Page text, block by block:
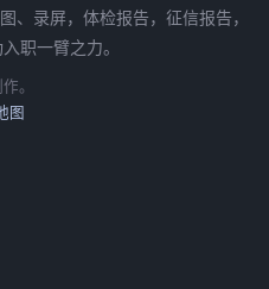
、录屏，体检报告，征信报告，
职一臂之力。
。
图